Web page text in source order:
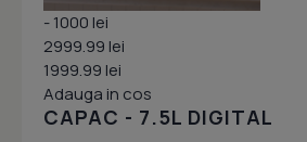
- 1000 lei
2999.99 lei
1999.99 lei
Adauga in cos
CAPAC - 7.5L DIGITAL